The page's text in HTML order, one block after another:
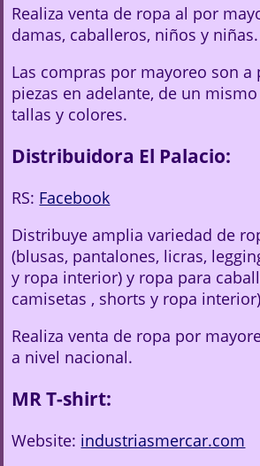
Realiza venta de ropa al por
damas, caballeros, niños y niñas.
Las compras por mayoreo son a
piezas en adelante, de un
tallas y colores.
Distribuidora El Palacio:
RS: Facebook
Distribuye amplia variedad de
(blusas, pantalones, licras,
y ropa interior) y ropa para
camisetas , shorts y ropa
Realiza venta de ropa por
a nivel nacional.
MR T-shirt:
Website: industriasmercar.com